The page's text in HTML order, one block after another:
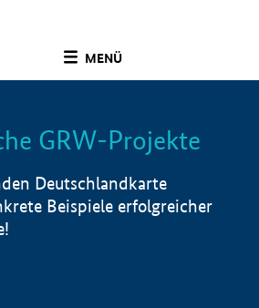
MENÜ
Info
GRW-Projekte
Deutschlandkarte
Beispiele erfolgreicher